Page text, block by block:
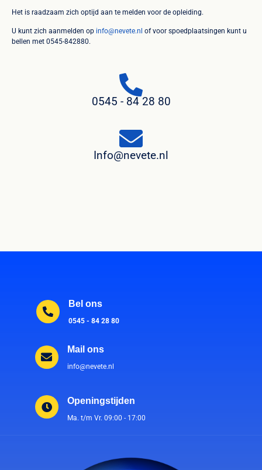
Het is raadzaam zich optijd aan te melden voor de opleiding.
U kunt zich aanmelden op info@nevete.nl of voor spoedplaatsingen kunt u
bellen met 0545-842880.
0545 - 84 28 80
Info@nevete.nl
Bel ons
0545 - 84 28 80
Mail ons
info@nevete.nl
Openingstijden
Ma. t/m Vr. 09:00 - 17:00